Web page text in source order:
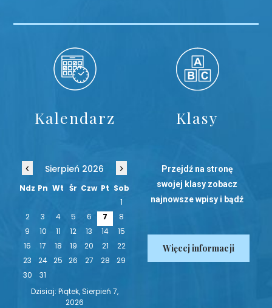
Kalendarz
‹ Sierpień 2026 ›
Ndz Pn Wt Śr Czw Pt Sob
1
2
3 4 5 6 7
8
9
10 11 12 13 14
15
16
17 18 19 20 21
22
23
24 25 26 27 28
29
30
31
Dzisiaj: Piątek, Sierpień 7,
2026
Klasy
Przejdź na stronę
swojej klasy zobacz
najnowsze wpisy i bądź
Więcej informacji